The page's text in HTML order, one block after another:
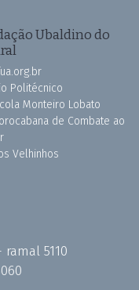
Ubaldino do
Politécnico
Monteiro Lobato
de Combate ao
Velhinhos
ramal 5110